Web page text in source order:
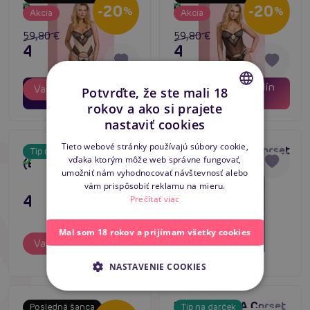
Akcia
-20%
03 01 hodín
minút
Corset (Beige)
Skladom
59,80 €
47,84 €
Varianty
Akcia
-20%
dní 01 hodín
08 minút
Corset (Black)
Skladom
59,80 €
47,84 €
Varianty
Tip na darček
Casmir KEITH Corset
(Black)
Skladom
47,80 €
Varianty
Tip na darček
5
Casmir DIVINE Corset
(Black)
Skladom
43,80 €
Varianty
Posledná šanca
Avanua LOU Corset
Tip na darček
Passion HIMA Corset
CZECH
ENGLISH
Potvrďte, že ste mali 18
rokov a ako si prajete
nastaviť cookies
Tieto webové stránky používajú súbory cookie,
vďaka ktorým môže web správne fungovať,
umožniť nám vyhodnocovať návštevnosť alebo
vám prispôsobiť reklamu na mieru.
Prečítať viac
Mal som 18 rokov a prijímam všetky cookies
NASTAVENIE COOKIES